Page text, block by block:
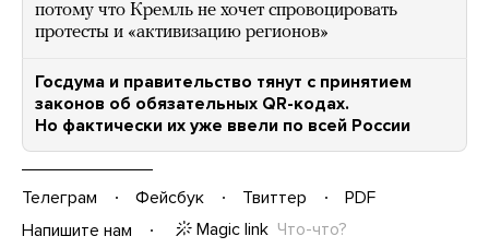
потому что Кремль не хочет спровоцировать
протесты и «активизацию регионов»
Госдума и правительство тянут с принятием
законов об обязательных QR-кодах.
Но фактически их уже ввели по всей России
Телеграм Фейсбук Твиттер
PDF
Напишите нам
Magic link Что-что?